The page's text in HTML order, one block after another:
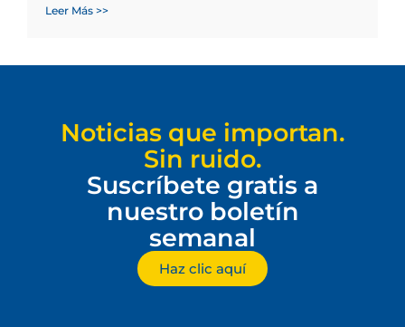
Leer Más >>
Noticias que importan.
Sin ruido.
Suscríbete gratis a
nuestro boletín
semanal
Haz clic aquí